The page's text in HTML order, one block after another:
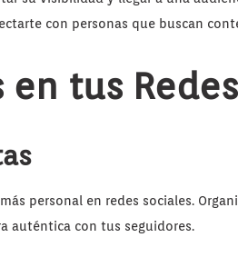
con personas que buscan
tus
personal en redes sociales.
auténtica con tus seguidores.